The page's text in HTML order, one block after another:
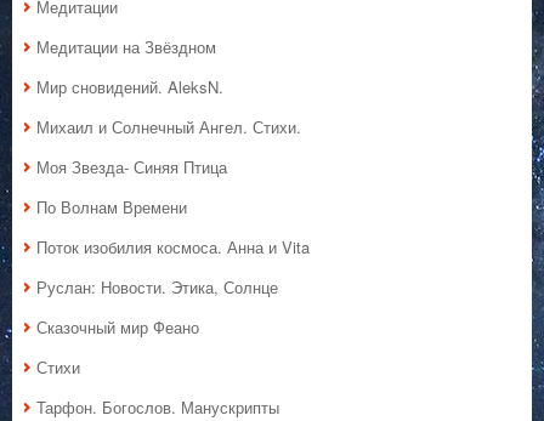
Медитации
Медитации на Звёздном
Мир сновидений. AleksN.
Михаил и Солнечный Ангел. Стихи.
Моя Звезда- Синяя Птица
По Волнам Времени
Поток изобилия космоса. Анна и Vita
Руслан: Новости. Этика, Солнце
Сказочный мир Феано
Стихи
Тарфон. Богослов. Манускрипты